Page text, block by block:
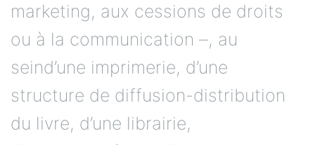
marketing, aux cessions de droits
ou à la communication –, au
seind’une imprimerie, d’une
structure de diffusion-distribution
du livre, d’une librairie,